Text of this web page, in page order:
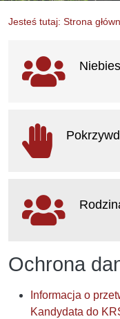
Jesteś tutaj: Strona
Ochrona
Informacja o
Kandydata do
Ważne linki